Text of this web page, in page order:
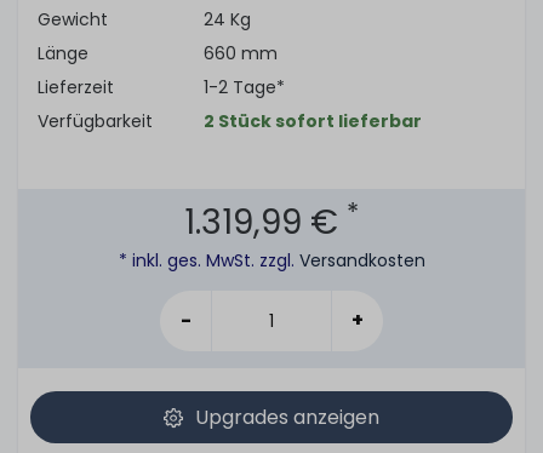
Gewicht
24 Kg
Länge
660 mm
Lieferzeit
1-2 Tage*
Verfügbarkeit
2 Stück sofort lieferbar
1.319,99 € *
* inkl. ges. MwSt. zzgl. Versandkosten
- +
Upgrades anzeigen